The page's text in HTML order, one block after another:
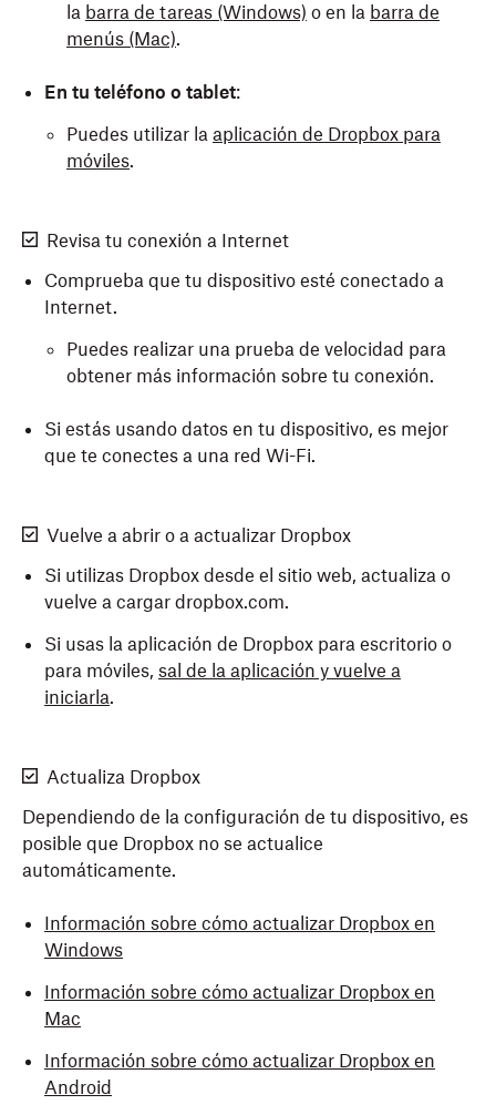
la barra de tareas (Windows) o en la barra de
menús (Mac).
En tu teléfono o tablet:
Puedes utilizar la aplicación de Dropbox para
móviles.
Revisa tu conexión a Internet
Comprueba que tu dispositivo esté conectado a
Internet.
Puedes realizar una prueba de velocidad para
obtener más información sobre tu conexión.
Si estás usando datos en tu dispositivo, es mejor
que te conectes a una red Wi-Fi.
Vuelve a abrir o a actualizar Dropbox
Si utilizas Dropbox desde el sitio web, actualiza o
vuelve a cargar dropbox.com.
Si usas la aplicación de Dropbox para escritorio o
para móviles, sal de la aplicación y vuelve a
iniciarla.
Actualiza Dropbox
Dependiendo de la configuración de tu dispositivo, es
posible que Dropbox no se actualice
automáticamente.
Información sobre cómo actualizar Dropbox en
Windows
Información sobre cómo actualizar Dropbox en
Mac
Información sobre cómo actualizar Dropbox en
Android